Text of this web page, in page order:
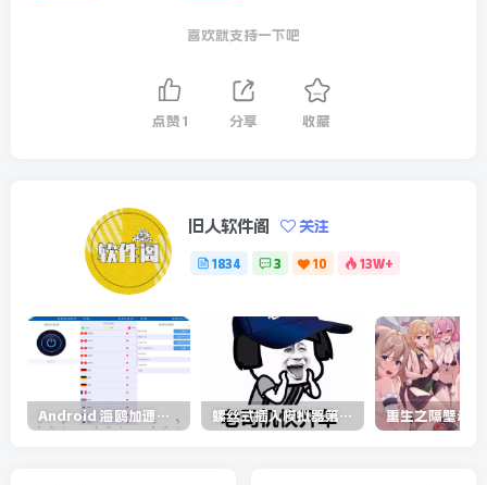
喜欢就支持一下吧
点赞 1 分享 收藏
旧人软件阁 关注
1834 3 10 13W+
Android 海鸥加速器v6.6.3(解锁会员) 螺丝式插入模拟器第5代/NejicomiSimulator.Vol.5.v1.0.2